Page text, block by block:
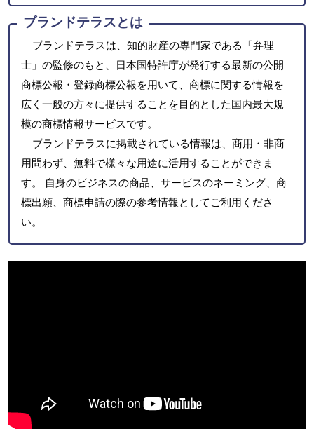
ブランドテラスとは
ブランドテラスは、知的財産の専門家である「弁理
士」の監修のもと、日本国特許庁が発行する最新の公開
商標公報・登録商標公報を用いて、商標に関する情報を
広く一般の方々に提供することを目的とした国内最大規
模の商標情報サービスです。
ブランドテラスに掲載されている情報は、商用・非商
用問わず、無料で様々な用途に活用することができま
す。 自身のビジネスの商品、サービスのネーミング、商
標出願、商標申請の際の参考情報としてご利用くださ
い。